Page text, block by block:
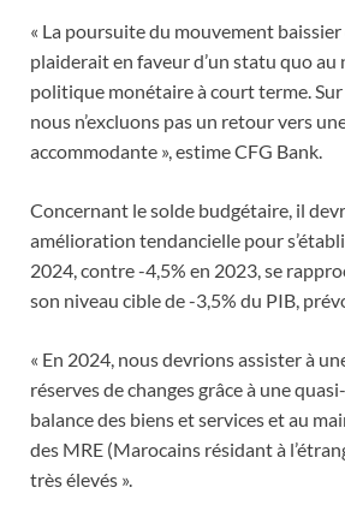
« La poursuite du mouvement
plaiderait en faveur d’un statu quo au
politique monétaire à court terme.
nous n’excluons pas un retour vers
accommodante », estime CFG Bank.
Concernant le solde budgétaire, il
amélioration tendancielle pour
2024, contre -4,5% en 2023, se
son niveau cible de -3,5% du PIB,
« En 2024, nous devrions assister à
réserves de changes grâce à une
balance des biens et services et au
des MRE (Marocains résidant à
très élevés ».